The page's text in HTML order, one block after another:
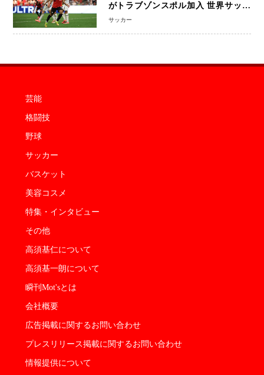
がトラブゾンスポル加入 世界サッカ
ーは「五大リーグ一強」から新時代へ
サッカー
芸能
格闘技
野球
サッカー
バスケット
美容コスメ
特集・インタビュー
その他
高須基仁について
高須基一朗について
瞬刊Mot'sとは
会社概要
広告掲載に関するお問い合わせ
プレスリリース掲載に関するお問い合わせ
情報提供について